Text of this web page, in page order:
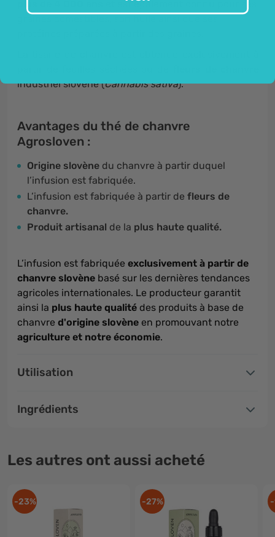
et est également connu pour ses
graines comestibles, son huile ainsi que ses
industriel slovène (Cannabis sativa).
Avantages du thé de chanvre
Agrosloven :
Origine slovène du chanvre à partir duquel
l’infusion est fabriquée.
L’infusion est fabriquée à partir de fleurs de
chanvre.
Produit artisanal de la plus haute qualité.
L’infusion est fabriquée exclusivement à partir de
chanvre slovène basé sur les dernières tendances
agricoles internationales. Le producteur garantit
ainsi la plus haute qualité des produits à base de
chanvre d'origine slovène en promouvant notre
agriculture et notre économie.
Utilisation
Ingrédients
Les autres ont aussi acheté
-23% -27% -